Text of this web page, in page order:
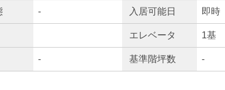
- 入居可能日 即時
エレベータ 1基
- 基準階坪数 -